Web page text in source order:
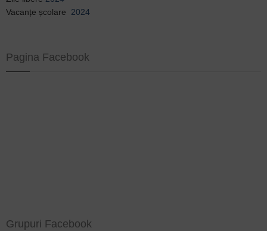
Vacanțe școlare 2024
Pagina Facebook
Grupuri Facebook